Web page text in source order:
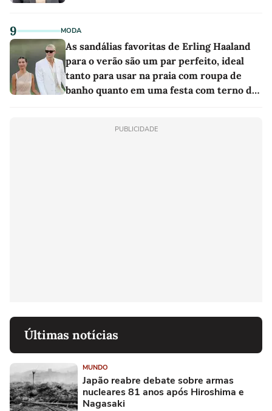
9 MODA
As sandálias favoritas de Erling Haaland
para o verão são um par perfeito, ideal
tanto para usar na praia com roupa de
banho quanto em uma festa com terno de
PUBLICIDADE
Últimas notícias
MUNDO
Japão reabre debate sobre armas
nucleares 81 anos após Hiroshima e
Nagasaki